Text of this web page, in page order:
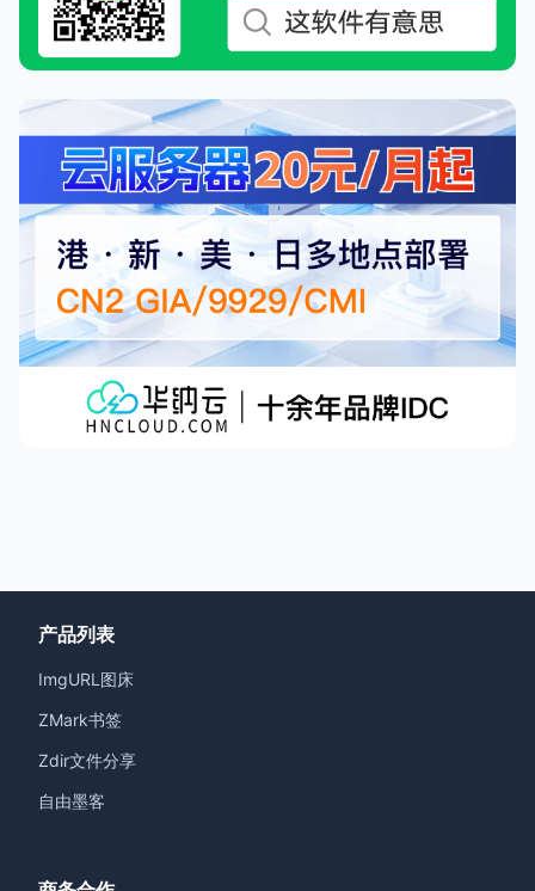
产品列表
ImgURL图床
ZMark书签
Zdir文件分享
自由墨客